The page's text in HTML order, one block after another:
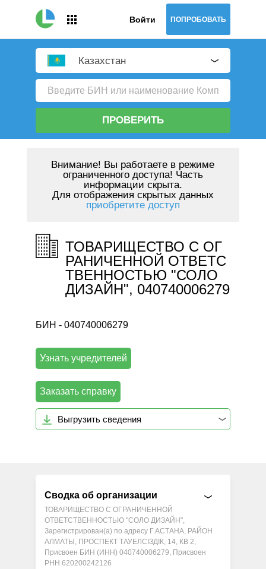
Войти ПОПРОБОВАТЬ
Казахстан
ПРОВЕРИТЬ
Внимание! Вы работаете в режиме
ограниченного доступа! Часть
информации скрыта.
Для отображения скрытых данных
приобретите доступ
ТОВАРИЩЕСТВО С ОГ
РАНИЧЕННОЙ ОТВЕТС
ТВЕННОСТЬЮ "СОЛО
ДИЗАЙН", 040740006279
БИН - 040740006279
Узнать учредителей
Заказать справку
Выгрузить сведения
Сводка об организации
ТОВАРИЩЕСТВО С ОГРАНИЧЕННОЙ
ОТВЕТСТВЕННОСТЬЮ "СОЛО ДИЗАЙН",
Зарегистрирован(а) по адресу Г.АСТАНА, РАЙОН
АЛМАТЫ, ПРОСПЕКТ ТАУЕЛСІЗДІК, 14, КВ 2,
Присвоен БИН (ИНН) 040740006279, Присвоен
РНН 620200242126